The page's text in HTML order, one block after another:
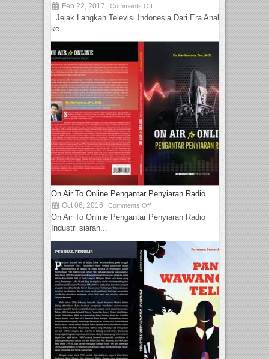
Feb 22, 2017 Comments Off
Jejak Langkah Televisi Indonesia Dari Era Analog
ke...
On Air To Online Pengantar Penyiaran Radio
Oct 06, 2016 Comments Off
On Air To Online Pengantar Penyiaran Radio
Industri siaran...